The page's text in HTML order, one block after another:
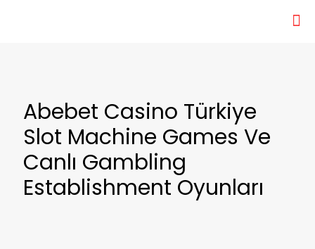
Abebet Casino Türkiye
Slot Machine Games Ve
Canlı Gambling
Establishment Oyunları